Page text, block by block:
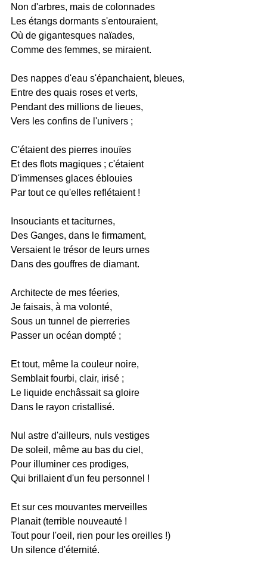
Non d'arbres, mais de colonnades
Les étangs dormants s'entouraient,
Où de gigantesques naïades,
Comme des femmes, se miraient.
Des nappes d'eau s'épanchaient, bleues,
Entre des quais roses et verts,
Pendant des millions de lieues,
Vers les confins de l'univers ;
C'étaient des pierres inouïes
Et des flots magiques ; c'étaient
D'immenses glaces éblouies
Par tout ce qu'elles reflétaient !
Insouciants et taciturnes,
Des Ganges, dans le firmament,
Versaient le trésor de leurs urnes
Dans des gouffres de diamant.
Architecte de mes féeries,
Je faisais, à ma volonté,
Sous un tunnel de pierreries
Passer un océan dompté ;
Et tout, même la couleur noire,
Semblait fourbi, clair, irisé ;
Le liquide enchâssait sa gloire
Dans le rayon cristallisé.
Nul astre d'ailleurs, nuls vestiges
De soleil, même au bas du ciel,
Pour illuminer ces prodiges,
Qui brillaient d'un feu personnel !
Et sur ces mouvantes merveilles
Planait (terrible nouveauté !
Tout pour l'oeil, rien pour les oreilles !)
Un silence d'éternité.